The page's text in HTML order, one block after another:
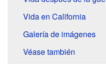
Vida en California
Galería de imágenes
Véase también